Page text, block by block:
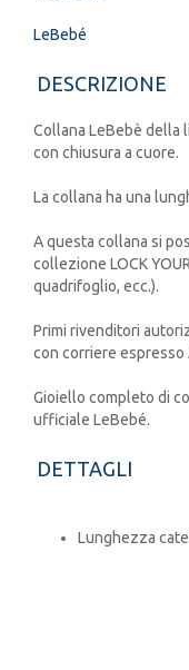
LeBebé
DESCRIZIONE
Collana LeBebè della
con chiusura a cuore.
La collana ha una
A questa collana si
collezione LOCK
quadrifoglio, ecc.).
Primi rivenditori
con corriere espresso
Gioiello completo di
ufficiale LeBebé.
DETTAGLI
Lunghezza